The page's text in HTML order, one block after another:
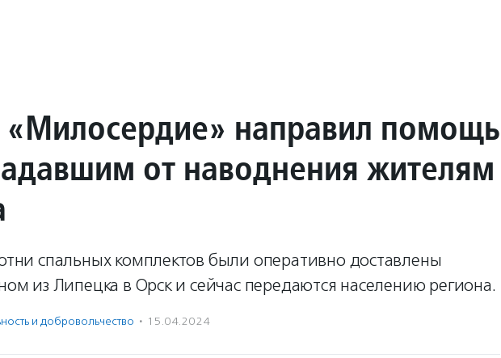
направил помощь
от наводнения жителям
спальных комплектов были оперативно доставлены
из Липецка в Орск и сейчас передаются населению региона.
и доброволь­чест­во · 15.04.2024